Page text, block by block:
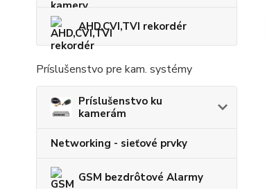
AHD,CVI,TVI rekordér
Príslušenstvo pre kam. systémy
Príslušenstvo ku
kamerám
Networking - sieťové prvky
GSM bezdrôtové Alarmy
i
★★★★★
spoločnosť!!
Odporúča obchod
Maximálna ochota a rýchla pomoc